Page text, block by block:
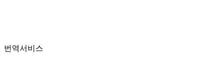
번역서비스